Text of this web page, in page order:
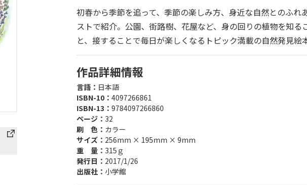
初春から季節を追って、季節の楽しみ方、身近な自然とのふれ
ストで紹介。公園、街路樹、花屋など、身の回りの植物を知る
と、接することで毎日が楽しくなるトピック満載の自然発見絵
作品詳細情報
言語： 日本語
ISBN-10： 4097266861
ISBN-13： 9784097266860
ページ： 32
刷 色： カラー
サイズ： 256mm × 195mm × 9mm
重 量： 315ｇ
発行日： 2017/1/26
出版社： 小学館